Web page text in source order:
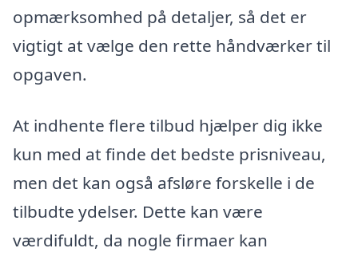
opmærksomhed på detaljer, så det er
vigtigt at vælge den rette håndværker til
opgaven.
At indhente flere tilbud hjælper dig ikke
kun med at finde det bedste prisniveau,
men det kan også afsløre forskelle i de
tilbudte ydelser. Dette kan være
værdifuldt, da nogle firmaer kan